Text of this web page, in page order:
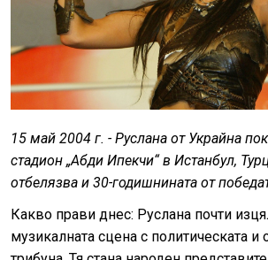
15 май 2004 г. - Руслана от Украйна
стадион „Абди Ипекчи“ в Истанбул,
отбелязва и 30-годишнината от
Какво прави днес: Руслана почти
музикалната сцена с политическата и